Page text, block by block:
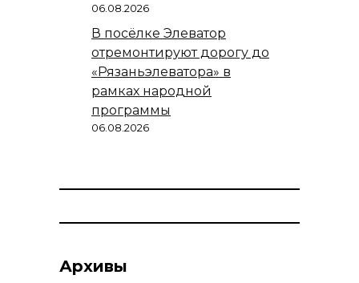
06.08.2026
В посёлке Элеватор
отремонтируют дорогу до
«Рязаньэлеватора» в
рамках народной
программы
06.08.2026
Архивы